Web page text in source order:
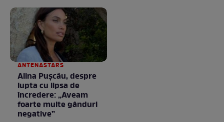
ANTENASTARS
Alina Pușcău, despre
lupta cu lipsa de
încredere: „Aveam
foarte multe gânduri
negative”